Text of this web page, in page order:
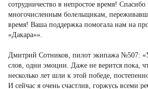
сотрудничество в непростое время!
многочисленным болельщикам,
время! Ваша поддержка помогала нам на
«Дакара»».
Дмитрий Сотников, пилот экипажа №507:
слов, одни эмоции. Даже не верится пока,
несколько лет шли к этой победе,
И сейчас я очень счастлив, горжусь всеми